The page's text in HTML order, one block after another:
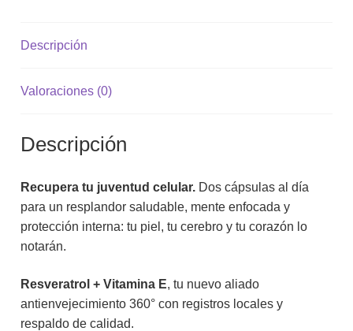
piel
mente
Descripción
Valoraciones (0)
Descripción
Recupera tu juventud celular.Dos cápsulas al día
para un resplandor saludable, mente enfocada y
protección interna: tu piel, tu cerebro y tu corazón lo
notarán.
Resveratrol + Vitamina E, tu nuevo aliado
antienvejecimiento 360° con registros locales y
respaldo de calidad.